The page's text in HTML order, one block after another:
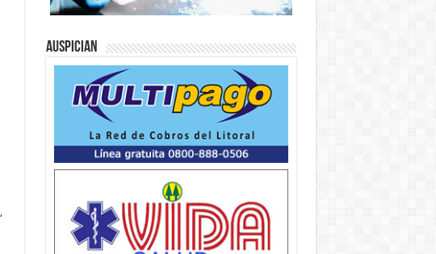
Auspician